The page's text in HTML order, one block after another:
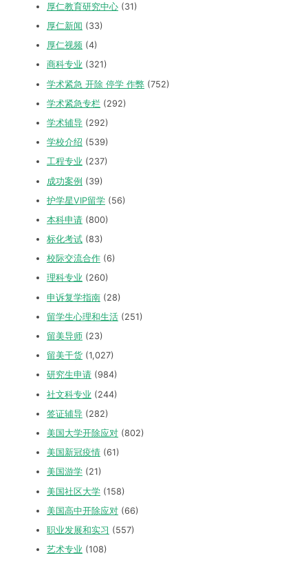
厚仁教育研究中心 (31)
厚仁新闻 (33)
厚仁视频 (4)
商科专业 (321)
学术紧急 开除 停学 作弊 (752)
学术紧急专栏 (292)
学术辅导 (292)
学校介绍 (539)
工程专业 (237)
成功案例 (39)
护学星VIP留学 (56)
本科申请 (800)
标化考试 (83)
校际交流合作 (6)
理科专业 (260)
申诉复学指南 (28)
留学生心理和生活 (251)
留美导师 (23)
留美干货 (1,027)
研究生申请 (984)
社文科专业 (244)
签证辅导 (282)
美国大学开除应对 (802)
美国新冠疫情 (61)
美国游学 (21)
美国社区大学 (158)
美国高中开除应对 (66)
职业发展和实习 (557)
艺术专业 (108)